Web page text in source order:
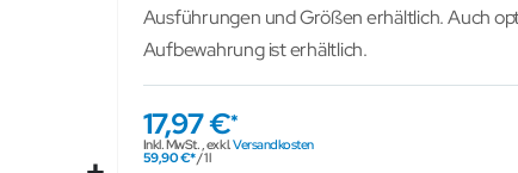
Ausführungen und Größen erhältlich. Auch
Aufbewahrung ist erhältlich.
17,97 €
Inkl. MwSt.,exkl.Versandkosten
59,90 € / 1 l